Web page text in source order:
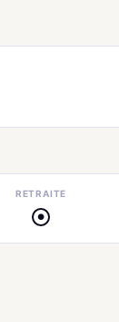
RETRAITE
●